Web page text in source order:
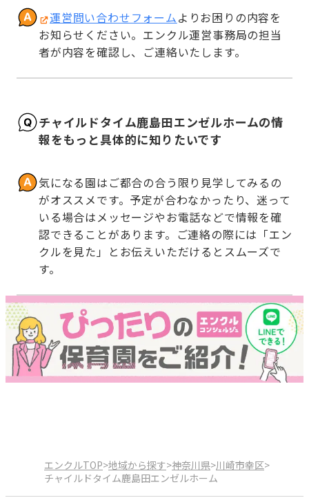
運営問い合わせフォームよりお困りの内容を
お知らせください。エンクル運営事務局の担当
者が内容を確認し、ご連絡いたします。
チャイルドタイム鹿島田エンゼルホームの情
報をもっと具体的に知りたいです
気になる園はご都合の合う限り見学してみるの
がオススメです。予定が合わなかったり、迷って
いる場合はメッセージやお電話などで情報を確
認できることがあります。ご連絡の際には「エン
クルを見た」とお伝えいただけるとスムーズで
す。
エンクルTOP>地域から探す>神奈川県>川崎市幸区>
チャイルドタイム鹿島田エンゼルホーム